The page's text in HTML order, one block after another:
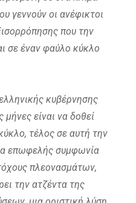
γεννούν οι ανέφικτοι
που την
σε έναν φαύλο κύκλο
κυβέρνησης
μήνες είναι να δοθεί
τέλος σε αυτή την
επωφελής συμφωνία
πλεονασμάτων,
την ατζέντα της